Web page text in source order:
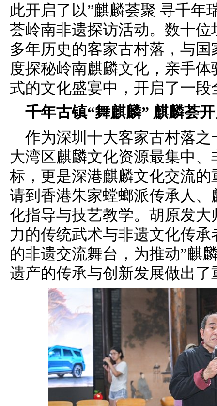
此开启了以”麒麟荟聚 寻千年
荟岭南非遗探访活动。数十
多年历史的客家古村落，与
度探秘岭南麒麟文化，亲手
式的文化盛宴中，开启了一
千年古镇“舞麒麟” 麒麟荟
作为深圳十大客家古村落
大湾区麒麟文化资源最集中
标，更是深港麒麟文化交流
请到香港朱家螳螂派传承人
化指导与技艺教学。胡原发
力的传统武术与非遗文化传
的非遗交流舞台，为推动”麒
遗产的传承与创新发展做出了